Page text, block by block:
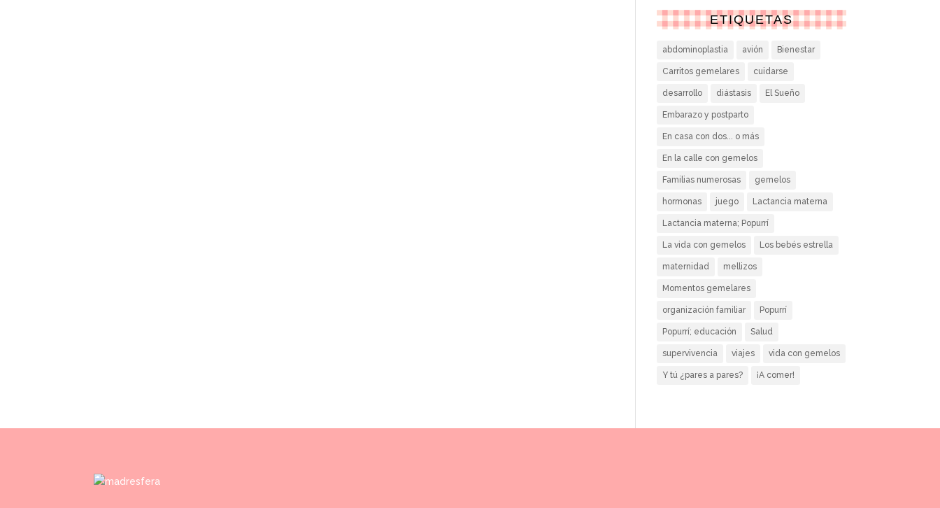
ETIQUETAS
abdominoplastia avión Bienestar
Carritos gemelares cuidarse
desarrollo diástasis El Sueño
Embarazo y postparto
En casa con dos... o más
En la calle con gemelos
Familias numerosas gemelos
hormonas juego Lactancia materna
Lactancia materna; Popurrí
La vida con gemelos Los bebés estrella
maternidad mellizos
Momentos gemelares
organización familiar Popurrí
Popurrí; educación Salud
supervivencia viajes vida con gemelos
Y tú ¿pares a pares? ¡A comer!